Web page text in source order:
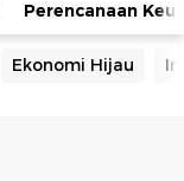
Perencanaan
Ekonomi Hijau